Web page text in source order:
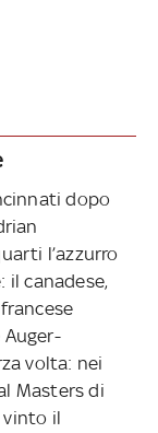
dopo
l’azzurro
il canadese,
Auger-
volta: nei
Masters di
vinto il